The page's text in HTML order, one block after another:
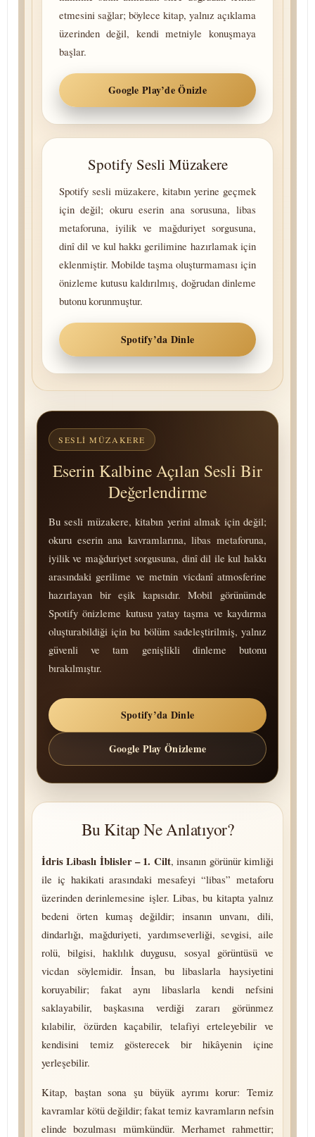
etmesini sağlar; böylece kitap, yalnız açıklama
üzerinden değil, kendi metniyle konuşmaya
başlar.
Google Play’de Önizle
Spotify Sesli Müzakere
Spotify sesli müzakere, kitabın yerine geçmek
için değil; okuru eserin ana sorusuna, libas
metaforuna, iyilik ve mağduriyet sorgusuna,
dinî dil ve kul hakkı gerilimine hazırlamak için
eklenmiştir. Mobilde taşma oluşturmaması için
önizleme kutusu kaldırılmış, doğrudan dinleme
butonu korunmuştur.
Spotify’da Dinle
SESLI MÜZAKERE
Eserin Kalbine Açılan Sesli Bir
Değerlendirme
Bu sesli müzakere, kitabın yerini almak için değil;
okuru eserin ana kavramlarına, libas metaforuna,
iyilik ve mağduriyet sorgusuna, dinî dil ile kul hakkı
arasındaki gerilime ve metnin vicdanî atmosferine
hazırlayan bir eşik kapısıdır. Mobil görünümde
Spotify önizleme kutusu yatay taşma ve kaydırma
oluşturabildiği için bu bölüm sadeleştirilmiş, yalnız
güvenli ve tam genişlikli dinleme butonu
bırakılmıştır.
Spotify’da Dinle
Google Play Önizleme
Bu Kitap Ne Anlatıyor?
İdris Libaslı İblisler – 1. Cilt, insanın görünür kimliği
ile iç hakikati arasındaki mesafeyi “libas” metaforu
üzerinden derinlemesine işler. Libas, bu kitapta yalnız
bedeni örten kumaş değildir; insanın unvanı, dili,
dindarlığı, mağduriyeti, yar­dım­se­ver­li­ği, sevgisi, aile
rolü, bilgisi, haklılık duygusu, sosyal görüntüsü ve
vicdan söylemidir. İnsan, bu libaslarla haysiyetini
koruyabilir; fakat aynı libaslarla kendi nefsini
saklayabilir, başkasına verdiği zararı görünmez
kılabilir, özürden kaçabilir, telafiyi erteleyebilir ve
kendisini temiz gösterecek bir hikâyenin içine
yerleşebilir.
Kitap, baştan sona şu büyük ayrımı korur: Temiz
kavramlar kötü değildir; fakat temiz kavramların nefsin
elinde bozulması mümkündür. Merhamet rahmettir;